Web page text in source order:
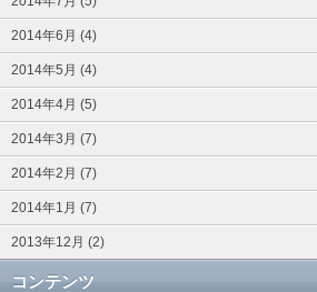
2014年6月 (4)
2014年5月 (4)
2014年4月 (5)
2014年3月 (7)
2014年2月 (7)
2014年1月 (7)
2013年12月 (2)
コンテンツ